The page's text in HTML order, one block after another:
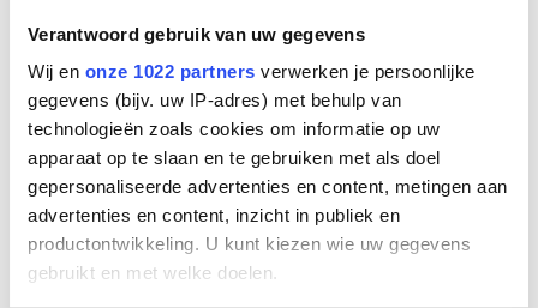
Verantwoord gebruik van uw gegevens
Wij en onze 1022 partners verwerken je persoonlijke
gegevens (bijv. uw IP-adres) met behulp van
technologieën zoals cookies om informatie op uw
apparaat op te slaan en te gebruiken met als doel
gepersonaliseerde advertenties en content, metingen aan
advertenties en content, inzicht in publiek en
productontwikkeling. U kunt kiezen wie uw gegevens
gebruikt en met welke doelen.
Joseph TUERLINCKX
WERKEN VAN DEZELFDE KUNSTENAAR
JOSEPH TUERLINCKX